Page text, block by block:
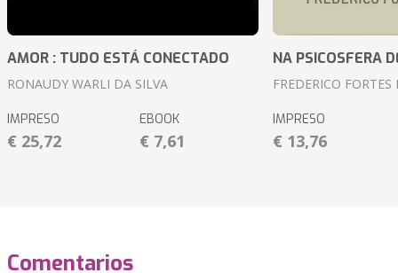
AMOR : TUDO ESTÁ CONECTADO
RONAUDY WARLI DA SILVA
IMPRESO
€ 25,72
EBOOK
€ 7,61
NA PSICOSFERA
FREDERICO FORTES
IMPRESO
€ 13,76
Comentarios